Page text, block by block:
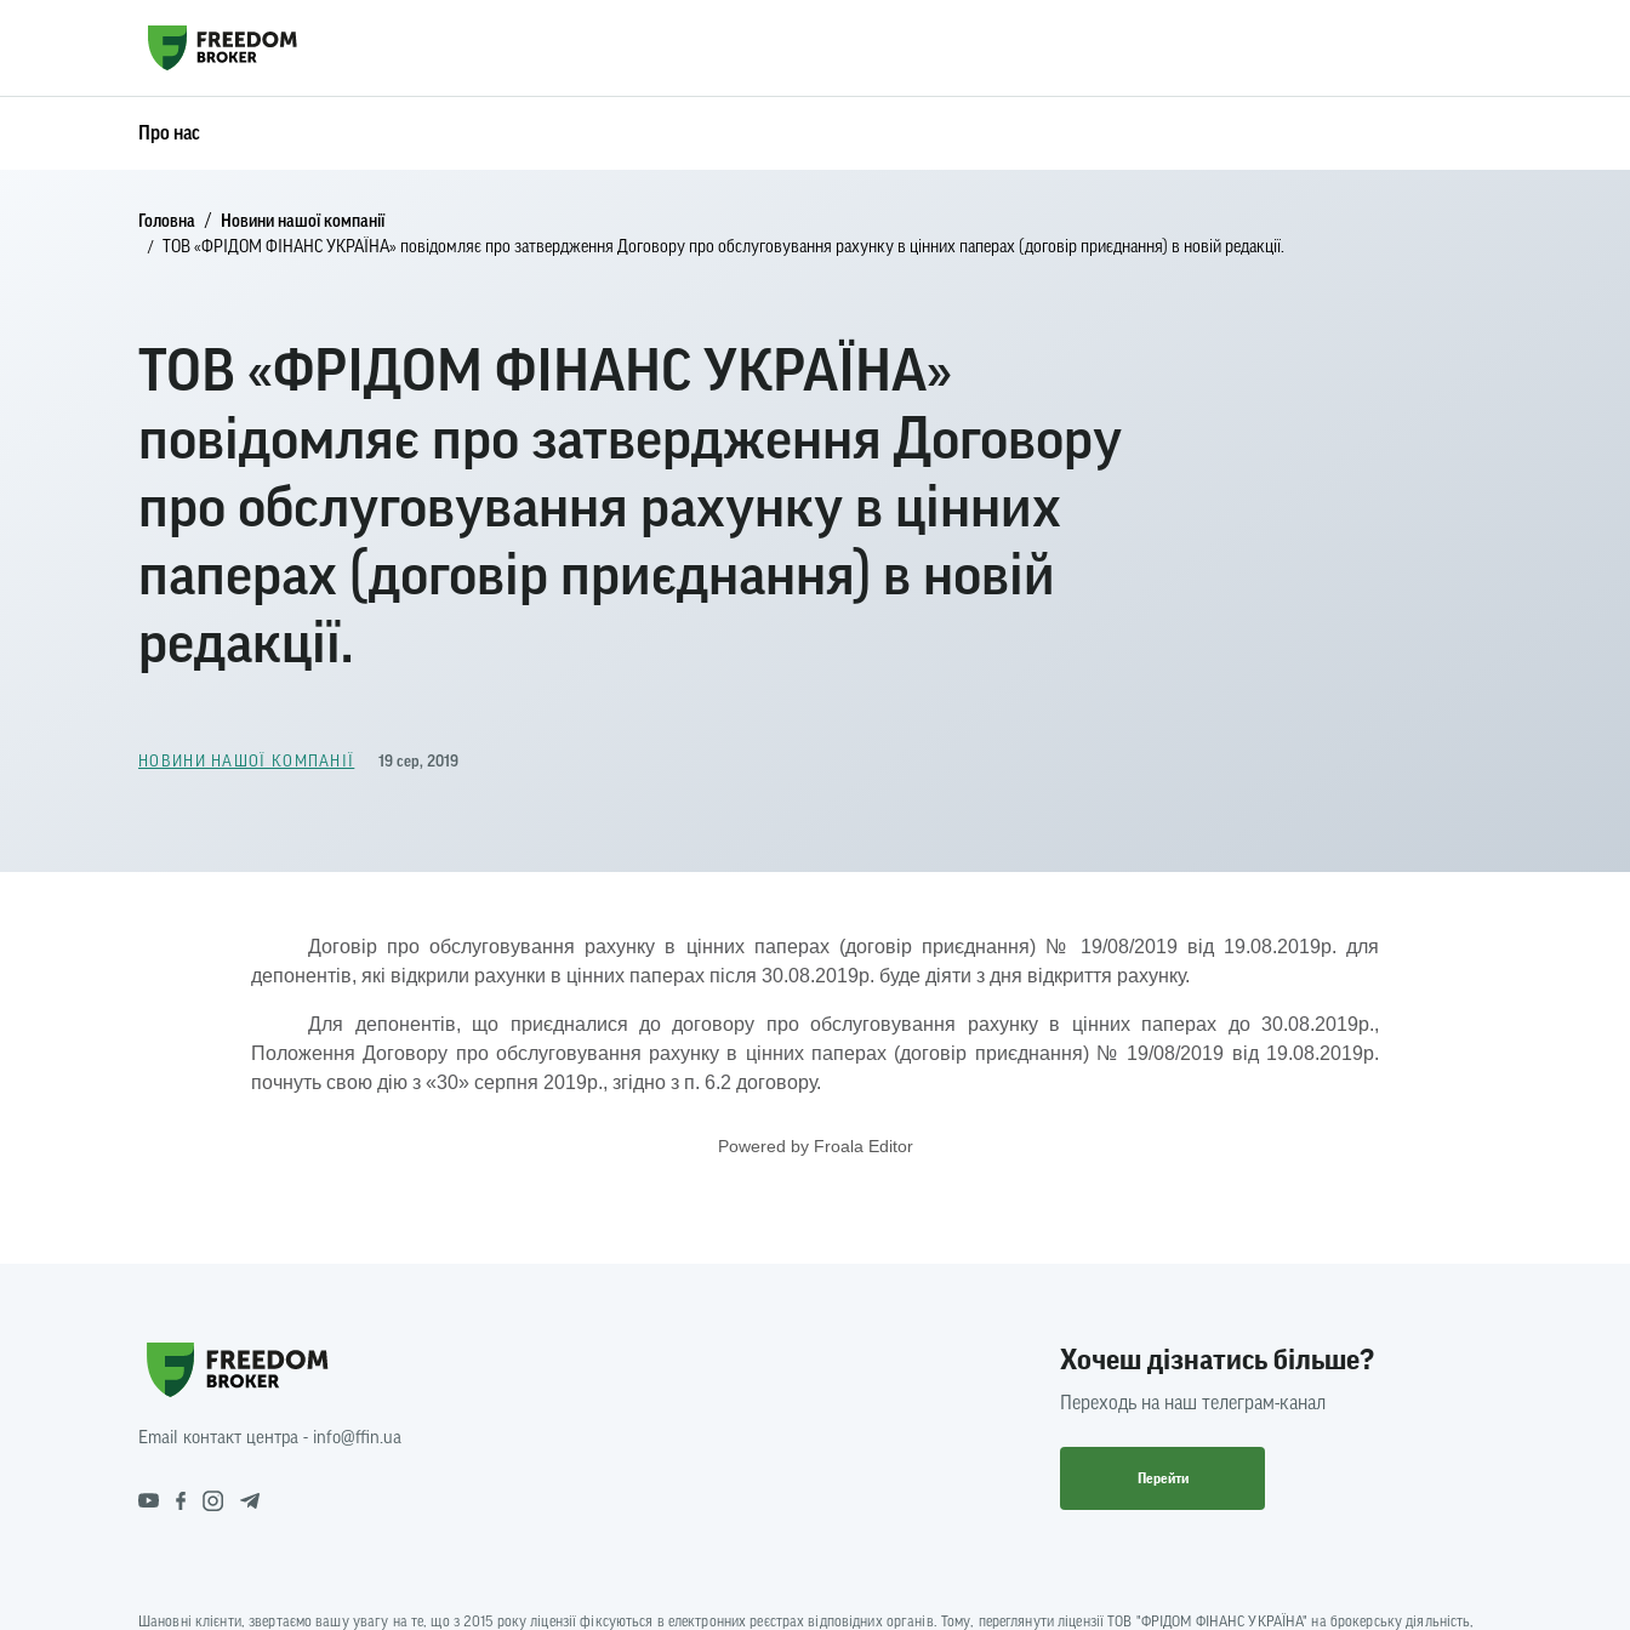
Про нас
Головна
Новини нашої компанії
ТОВ «ФРІДОМ ФІНАНС УКРАЇНА» повідомляє про затвердження Договору про обслуговування рахунку в цінних паперах (договір приєднання) в новій редакції.
ТОВ «ФРІДОМ ФІНАНС УКРАЇНА»
повідомляє про затвердження Договору
про обслуговування рахунку в цінних
паперах (договір приєднання) в новій
редакції.
НОВИНИ НАШОЇ КОМПАНІЇ 19 сер, 2019
Договір про обслуговування рахунку в цінних паперах (договір приєднання) № 19/08/2019 від 19.08.2019р. для
депонентів, які відкрили рахунки в цінних паперах після 30.08.2019р. буде діяти з дня відкриття рахунку.
Для депонентів, що приєдналися до договору про обслуговування рахунку в цінних паперах до 30.08.2019р.,
Положення Договору про обслуговування рахунку в цінних паперах (договір приєднання) № 19/08/2019 від 19.08.2019р.
почнуть свою дію з «30» серпня 2019р., згідно з п. 6.2 договору.
Powered by Froala Editor
Email контакт центра - info@ffin.ua
Хочеш дізнатись більше?
Переходь на наш телеграм-канал
Перейти
Шановні клієнти, звертаємо вашу увагу на те, що з 2015 року ліцензії фіксуються в електронних реєстрах відповідних органів. Тому, переглянути ліцензії ТОВ "ФРІДОМ ФІНАНС УКРАЇНА" на брокерську діяльність,